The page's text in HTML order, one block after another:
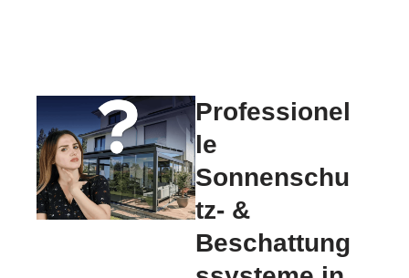
Professionel
le
Sonnenschu
tz- &
Beschattung